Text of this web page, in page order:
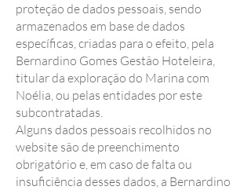
proteção de dados pessoais, sendo
armazenados em base de dados
específicas, criadas para o efeito, pela
Bernardino Gomes Gestão Hoteleira,
titular da exploração do Marina com
Noélia, ou pelas entidades por este
subcontratadas.
Alguns dados pessoais recolhidos no
website são de preenchimento
obrigatório e, em caso de falta ou
insuficiência desses dados, a Bernardino